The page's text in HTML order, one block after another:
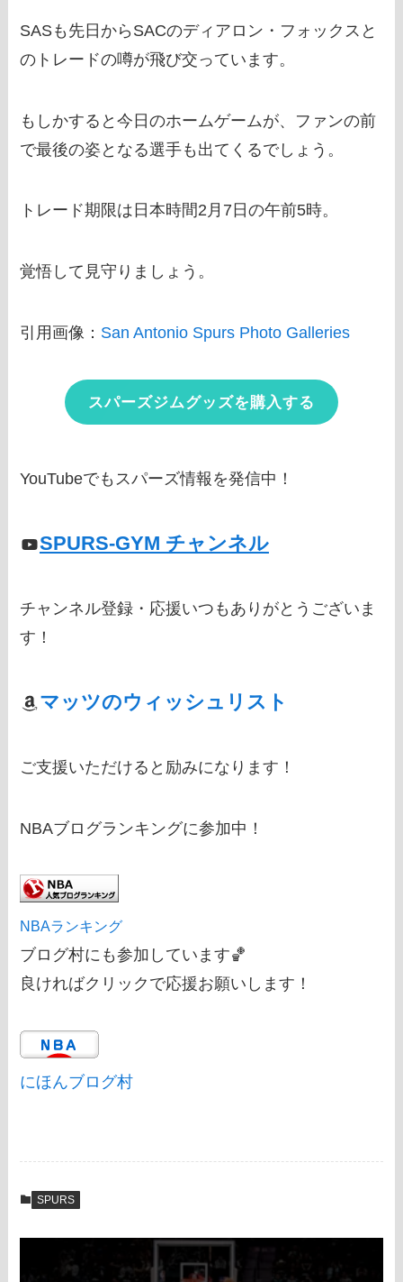
SASも先日からSACのディアロン・フォックスと
のトレードの噂が飛び交っています。
もしかすると今日のホームゲームが、ファンの前
で最後の姿となる選手も出てくるでしょう。
トレード期限は日本時間2月7日の午前5時。
覚悟して見守りましょう。
引用画像： San Antonio Spurs Photo Galleries
スパーズジムグッズを購入する
YouTubeでもスパーズ情報を発信中！
SPURS-GYM チャンネル
チャンネル登録・応援いつもありがとうございま
す！
マッツのウィッシュリスト
ご支援いただけると励みになります！
NBAブログランキングに参加中！
NBAランキング
ブログ村にも参加しています🏀
良ければクリックで応援お願いします！
にほんブログ村
SPURS